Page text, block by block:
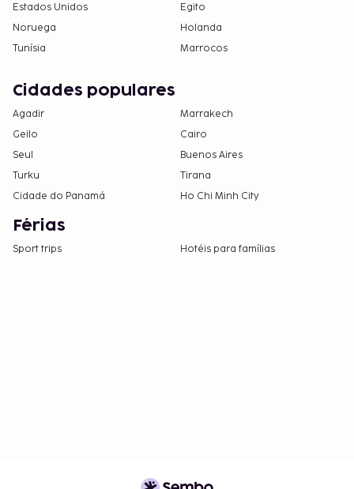
Estados Unidos
Egito
Noruega
Holanda
Tunísia
Marrocos
Cidades populares
Agadir
Marrakech
Geilo
Cairo
Seul
Buenos Aires
Turku
Tirana
Cidade do Panamá
Ho Chi Minh City
Férias
Sport trips Hotéis para famílias